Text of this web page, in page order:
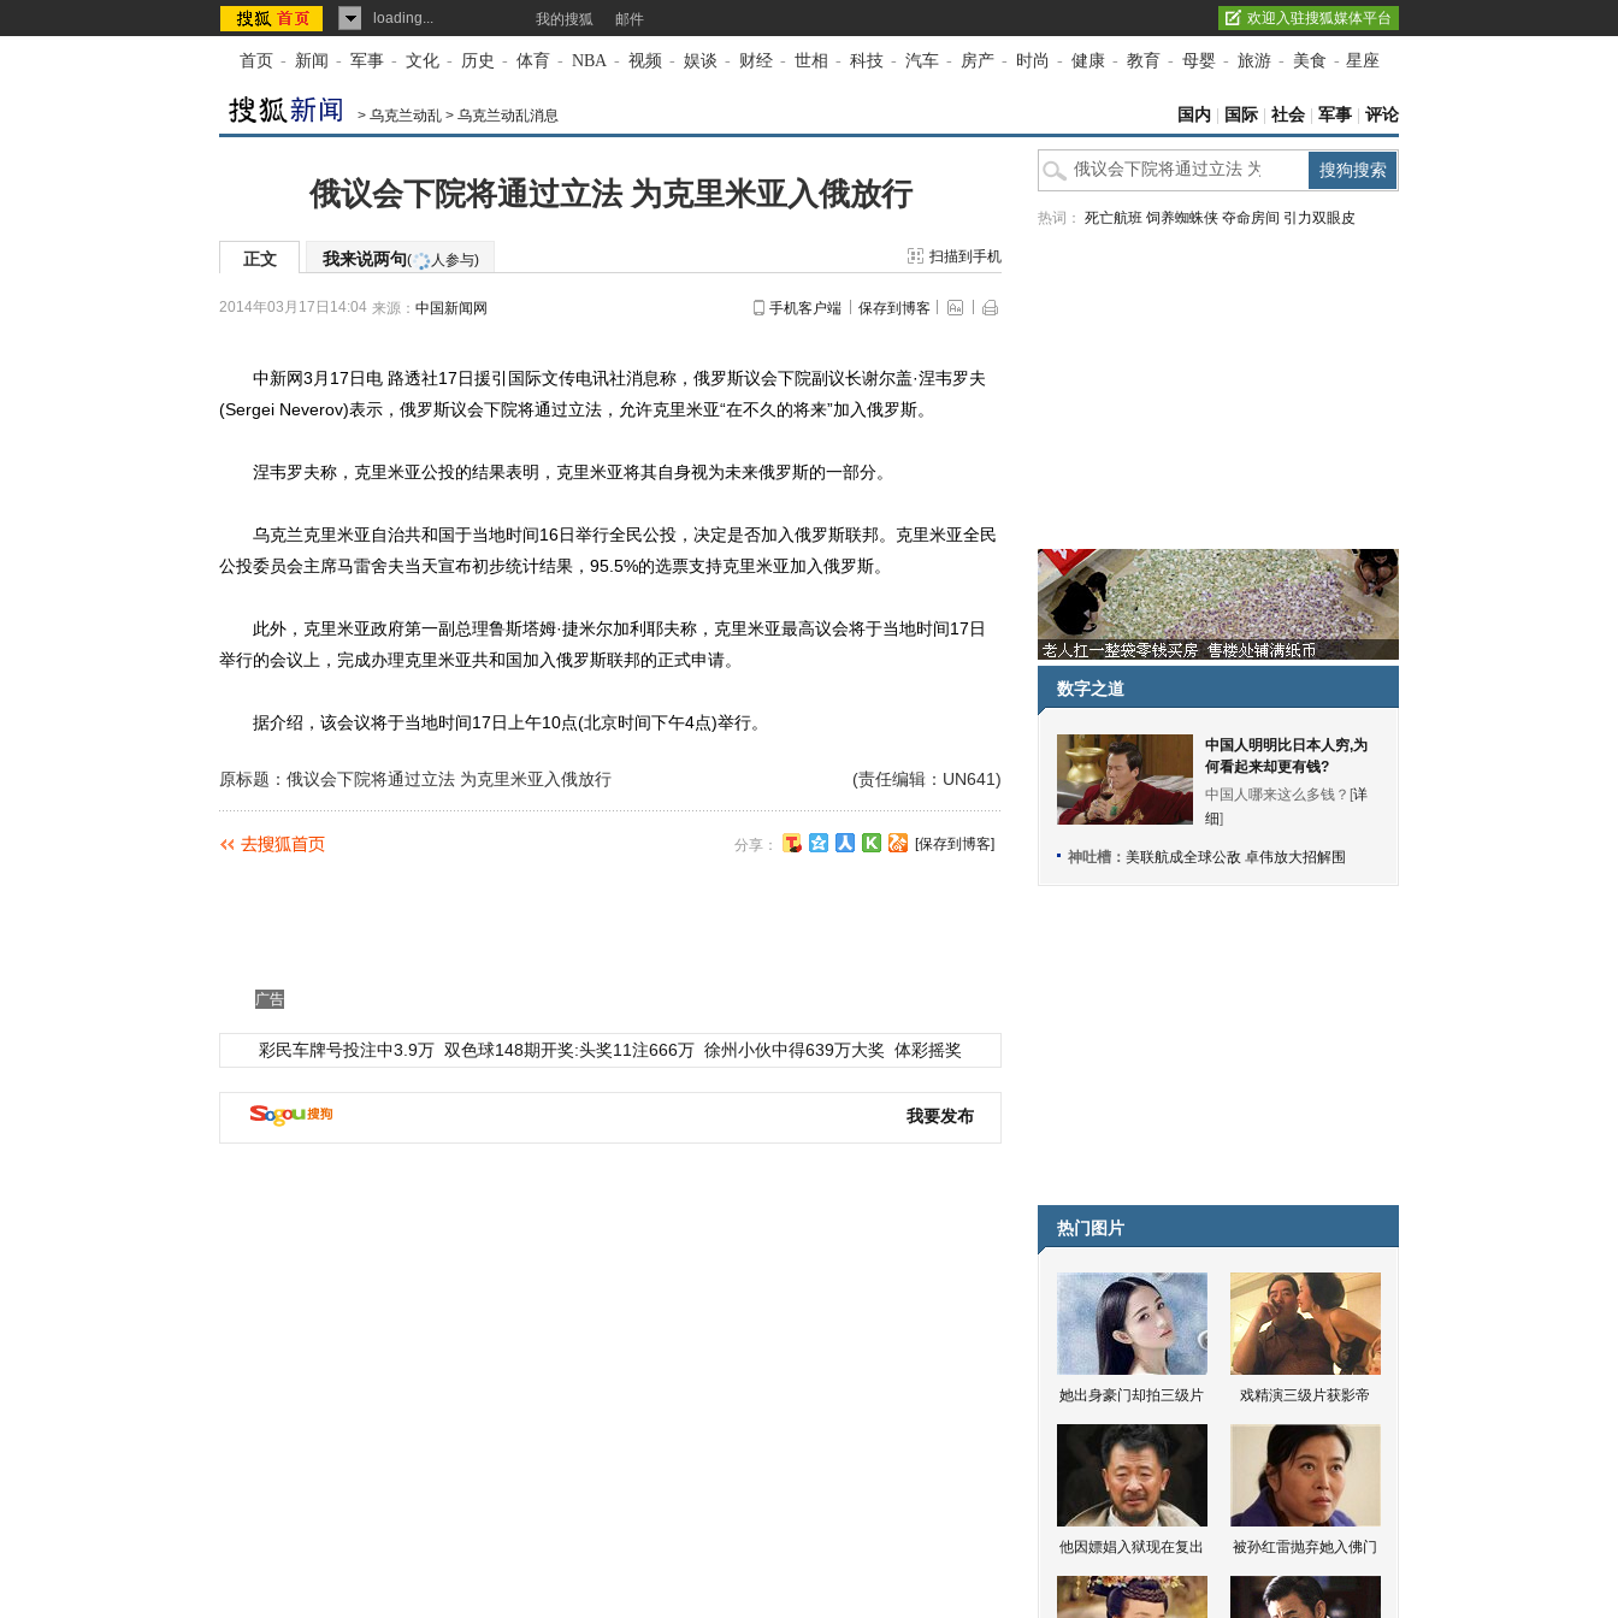
loading... 我的搜狐 邮件 欢迎入驻搜狐媒体平台
首页 - 新闻 - 军事 - 文化 - 历史 - 体育 - NBA - 视频 - 娱谈 - 财经 - 世相 - 科技 - 汽车 - 房产 - 时尚 - 健康 - 教育 - 母婴 - 旅游 - 美食 - 星座
> 乌克兰动乱 > 乌克兰动乱消息 国内 国际 社会 军事 评论
俄议会下院将通过立法 为克里米亚入俄放行
正文 我来说两句( 人参与) 扫描到手机
2014年03月17日14:04 来源： 中国新闻网 手机客户端 保存到博客
中新网3月17日电 路透社17日援引国际文传电讯社消息称，俄罗斯议会下院副议长谢尔盖·涅韦罗夫
(Sergei Neverov)表示，俄罗斯议会下院将通过立法，允许克里米亚“在不久的将来”加入俄罗斯。
涅韦罗夫称，克里米亚公投的结果表明，克里米亚将其自身视为未来俄罗斯的一部分。
乌克兰克里米亚自治共和国于当地时间16日举行全民公投，决定是否加入俄罗斯联邦。克里米亚全民
公投委员会主席马雷舍夫当天宣布初步统计结果，95.5%的选票支持克里米亚加入俄罗斯。
此外，克里米亚政府第一副总理鲁斯塔姆·捷米尔加利耶夫称，克里米亚最高议会将于当地时间17日
举行的会议上，完成办理克里米亚共和国加入俄罗斯联邦的正式申请。
据介绍，该会议将于当地时间17日上午10点(北京时间下午4点)举行。
(责任编辑：UN641)
原标题：俄议会下院将通过立法 为克里米亚入俄放行
分享： [保存到博客]
广告
彩民车牌号投注中3.9万 双色球148期开奖:头奖11注666万 徐州小伙中得639万大奖 体彩摇奖
我要发布
热词： 死亡航班 饲养蜘蛛侠 夺命房间 引力双眼皮
数字之道
中国人明明比日本人穷,为
何看起来却更有钱?
中国人哪来这么多钱？[详
细]
神吐槽： 美联航成全球公敌 卓伟放大招解围
热门图片
她出身豪门却拍三级片 戏精演三级片获影帝
他因嫖娼入狱现在复出 被孙红雷抛弃她入佛门